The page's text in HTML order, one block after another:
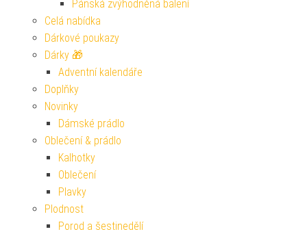
Pánská zvýhodněná balení
Celá nabídka
Dárkové poukazy
Dárky 🎁
Adventní kalendáře
Doplňky
Novinky
Dámské prádlo
Oblečení & prádlo
Kalhotky
Oblečení
Plavky
Plodnost
Porod a šestinedělí